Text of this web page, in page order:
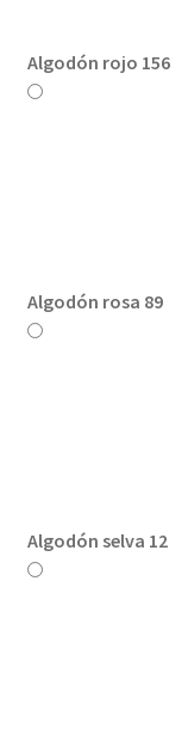
Algodón rojo 156
Algodón rosa 89
Algodón selva 12